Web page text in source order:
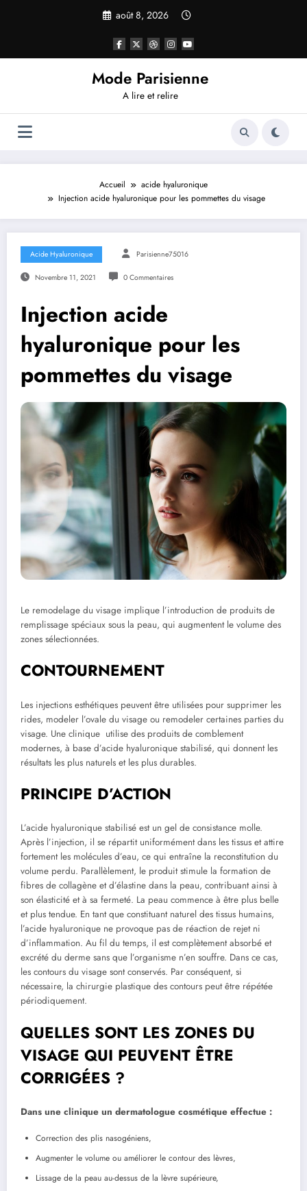
août 8, 2026
Mode Parisienne
A lire et relire
Accueil
acide hyaluronique
Injection acide hyaluronique pour les pommettes du visage
Acide Hyaluronique Parisienne75016
Novembre 11, 2021 0 Commentaires
Injection acide
hyaluronique pour les
pommettes du visage
Le remodelage du visage implique l’introduction de produits de
remplissage spéciaux sous la peau, qui augmentent le volume des
zones sélectionnées.
CONTOURNEMENT
Les injections esthétiques peuvent être utilisées pour supprimer les
rides, modeler l’ovale du visage ou remodeler certaines parties du
visage. Une clinique utilise des produits de comblement
modernes, à base d’acide hyaluronique stabilisé, qui donnent les
résultats les plus naturels et les plus durables.
PRINCIPE D’ACTION
L’acide hyaluronique stabilisé est un gel de consistance molle.
Après l’injection, il se répartit uniformément dans les tissus et attire
fortement les molécules d’eau, ce qui entraîne la reconstitution du
volume perdu. Parallèlement, le produit stimule la formation de
fibres de collagène et d’élastine dans la peau, contribuant ainsi à
son élasticité et à sa fermeté. La peau commence à être plus belle
et plus tendue. En tant que constituant naturel des tissus humains,
l’acide hyaluronique ne provoque pas de réaction de rejet ni
d’inflammation. Au fil du temps, il est complètement absorbé et
excrété du derme sans que l’organisme n’en souffre. Dans ce cas,
les contours du visage sont conservés. Par conséquent, si
nécessaire, la chirurgie plastique des contours peut être répétée
périodiquement.
QUELLES SONT LES ZONES DU
VISAGE QUI PEUVENT ÊTRE
CORRIGÉES ?
Dans une clinique un dermatologue cosmétique effectue :
Correction des plis nasogéniens,
Augmenter le volume ou améliorer le contour des lèvres,
Lissage de la peau au-dessus de la lèvre supérieure,